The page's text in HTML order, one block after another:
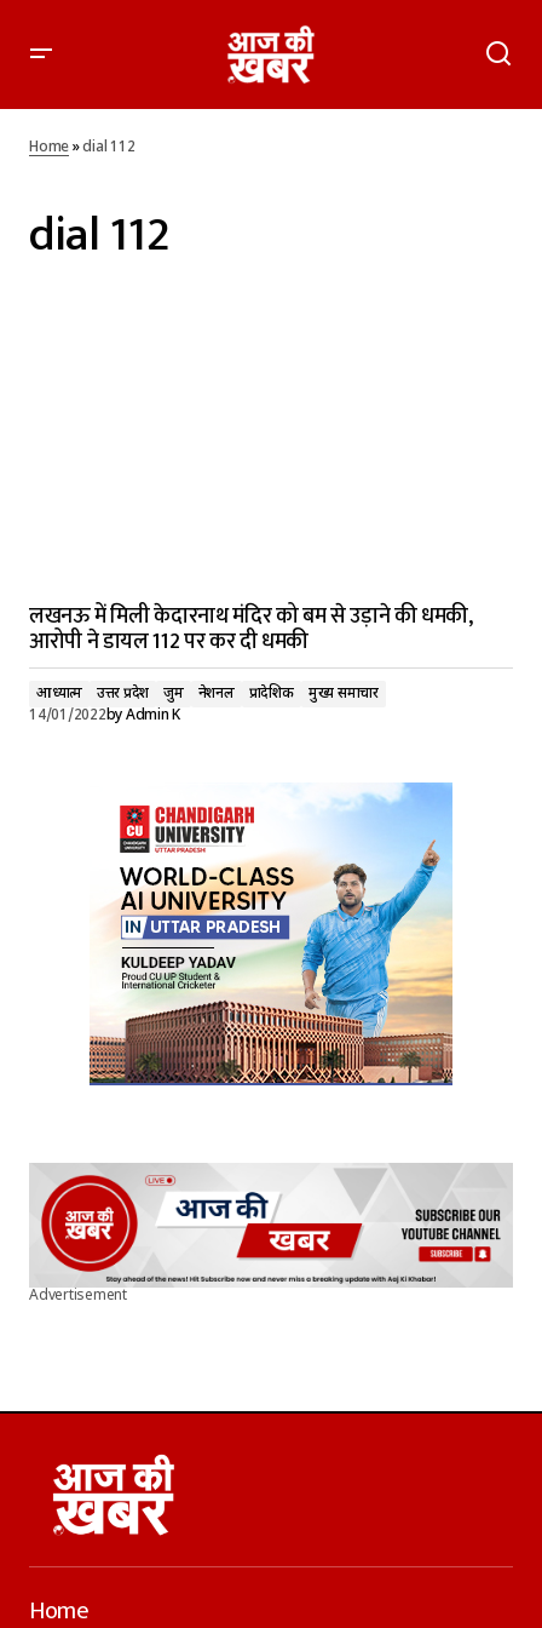
Home»dial 112
dial 112
लखनऊ में मिली केदारनाथ मंदिर को बम से उड़ाने की धमकी,
आरोपी ने डायल 112 पर कर दी धमकी
आध्यात्म उत्तर प्रदेश जुर्म नेशनल प्रादेशिक
मुख्य समाचार
14/01/2022byAdmin K
Advertisement
Home